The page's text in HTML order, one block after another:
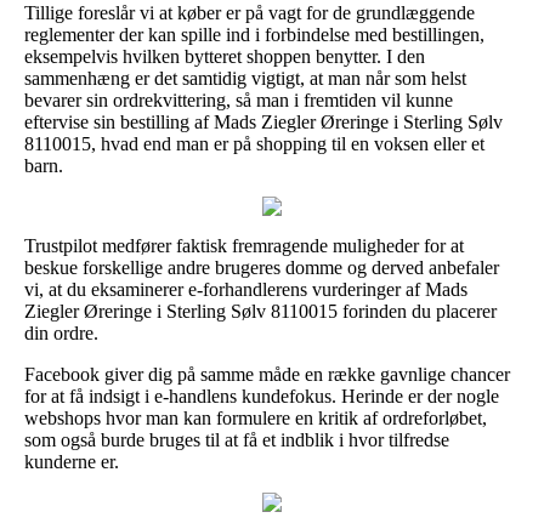
Tillige foreslår vi at køber er på vagt for de grundlæggende
reglementer der kan spille ind i forbindelse med bestillingen,
eksempelvis hvilken bytteret shoppen benytter. I den
sammenhæng er det samtidig vigtigt, at man når som helst
bevarer sin ordrekvittering, så man i fremtiden vil kunne
eftervise sin bestilling af Mads Ziegler Øreringe i Sterling Sølv
8110015, hvad end man er på shopping til en voksen eller et
barn.
Trustpilot medfører faktisk fremragende muligheder for at
beskue forskellige andre brugeres domme og derved anbefaler
vi, at du eksaminerer e-forhandlerens vurderinger af Mads
Ziegler Øreringe i Sterling Sølv 8110015 forinden du placerer
din ordre.
Facebook giver dig på samme måde en række gavnlige chancer
for at få indsigt i e-handlens kundefokus. Herinde er der nogle
webshops hvor man kan formulere en kritik af ordreforløbet,
som også burde bruges til at få et indblik i hvor tilfredse
kunderne er.